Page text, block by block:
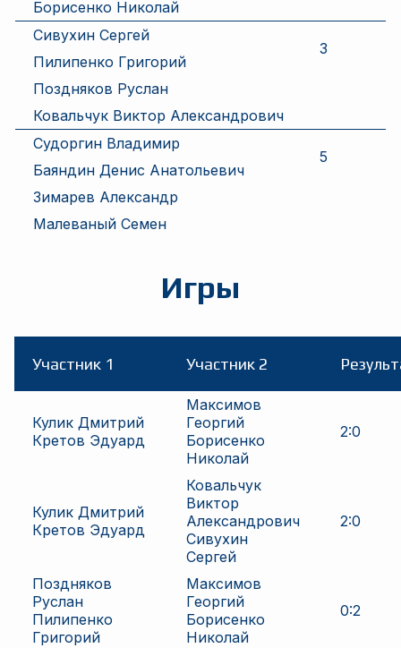
Борисенко Николай
Сивухин Сергей
3
Пилипенко Григорий
Поздняков Руслан
Ковальчук Виктор Александрович
Судоргин Владимир
5
Баяндин Денис Анатольевич
Зимарев Александр
Малеваный Семен
Игры
Участник 1 Участник 2
Кулик Дмитрий
Кретов Эдуард
Максимов
Георгий
Борисенко
Николай
2:0
Кулик Дмитрий
Кретов Эдуард
Ковальчук
Виктор
Александрович
Сивухин
Сергей
2:0
Поздняков
Руслан
Пилипенко
Григорий
Максимов
Георгий
Борисенко
Николай
0:2